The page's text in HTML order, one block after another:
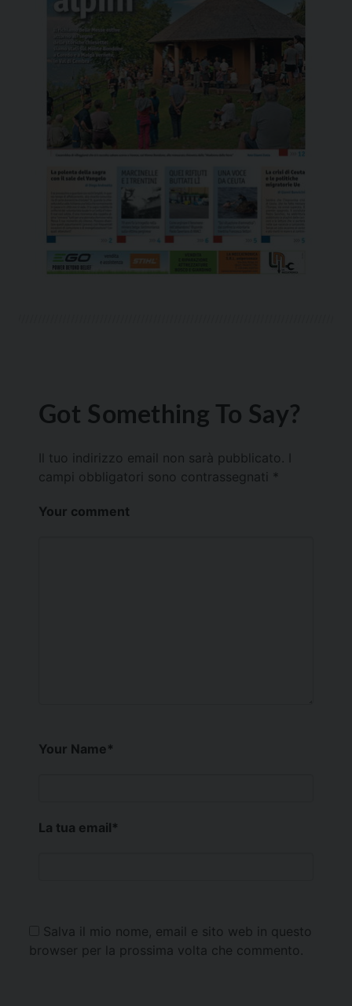
Got Something To Say?
Il tuo indirizzo email non sarà pubblicato.
campi obbligatori sono contrassegnati *
Your comment
Your Name*
La tua email*
Salva il mio nome, email e sito web in questo
browser per la prossima volta che commento.